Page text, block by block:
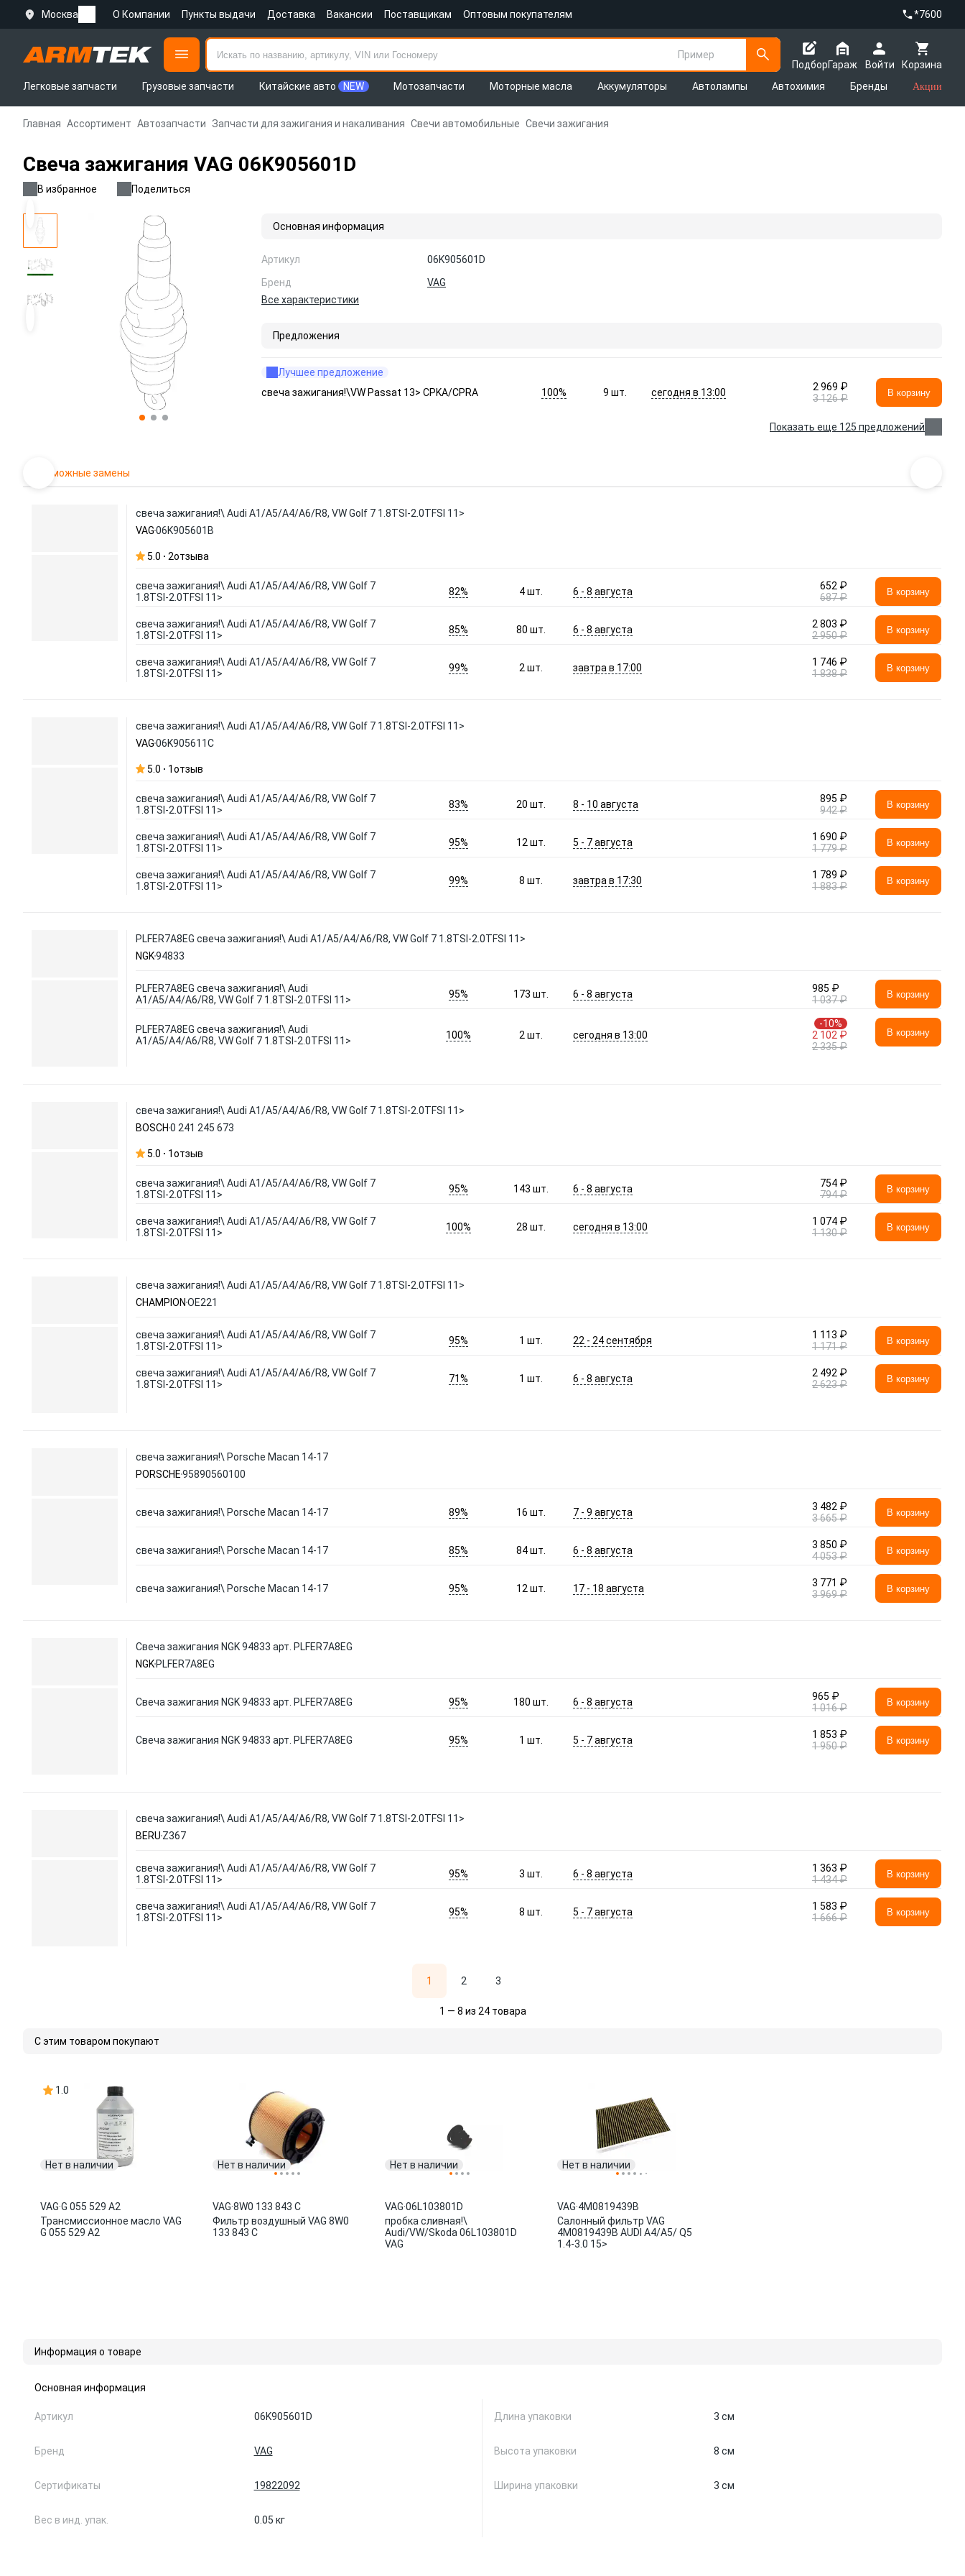
Москва О Компании Пункты выдачи Доставка Вакансии Поставщикам Оптовым покупателям *7600
Пример
Подбор
Корзина
Гараж
Войти
Легковые запчасти
Грузовые запчасти Китайские авто NEW Мотозапчасти Моторные масла Аккумуляторы Автолампы Автохимия Бренды Акции
Главная Ассортимент Автозапчасти Запчасти для зажигания и накаливания Свечи автомобильные Свечи зажигания
Свеча зажигания VAG 06K905601D
В избранное Поделиться
Основная информация
Артикул
06K905601D
Бренд
VAG
Все характеристики
Предложения
Лучшее предложение
свеча зажигания!\VW Passat 13> CPKA/CPRA
100% 9шт. сегодня в 13:00
2 969 ₽
3 126 ₽
В корзину
Показать еще 125 предложений
Возможные замены
свеча зажигания!\ Audi A1/A5/A4/A6/R8, VW Golf 7 1.8TSI-2.0TFSI 11>
VAG06K905601B
5.0 2отзыва
свеча зажигания!\ Audi A1/A5/A4/A6/R8, VW Golf 7
1.8TSI-2.0TFSI 11>
82% 4шт. 6 - 8 августа
652 ₽
687 ₽
В корзину
свеча зажигания!\ Audi A1/A5/A4/A6/R8, VW Golf 7
1.8TSI-2.0TFSI 11>
85% 80шт. 6 - 8 августа
2 803 ₽
2 950 ₽
В корзину
свеча зажигания!\ Audi A1/A5/A4/A6/R8, VW Golf 7
1.8TSI-2.0TFSI 11>
99% 2шт. завтра в 17:00
1 746 ₽
1 838 ₽
В корзину
свеча зажигания!\ Audi A1/A5/A4/A6/R8, VW Golf 7 1.8TSI-2.0TFSI 11>
VAG06K905611C
5.0 1отзыв
свеча зажигания!\ Audi A1/A5/A4/A6/R8, VW Golf 7
1.8TSI-2.0TFSI 11>
83% 20шт. 8 - 10 августа
895 ₽
942 ₽
В корзину
свеча зажигания!\ Audi A1/A5/A4/A6/R8, VW Golf 7
1.8TSI-2.0TFSI 11>
95% 12шт. 5 - 7 августа
1 690 ₽
1 779 ₽
В корзину
свеча зажигания!\ Audi A1/A5/A4/A6/R8, VW Golf 7
1.8TSI-2.0TFSI 11>
99% 8шт. завтра в 17:30
1 789 ₽
1 883 ₽
В корзину
PLFER7A8EG свеча зажигания!\ Audi A1/A5/A4/A6/R8, VW Golf 7 1.8TSI-2.0TFSI 11>
NGK94833
PLFER7A8EG свеча зажигания!\ Audi
A1/A5/A4/A6/R8, VW Golf 7 1.8TSI-2.0TFSI 11>
95% 173шт. 6 - 8 августа
985 ₽
1 037 ₽
В корзину
PLFER7A8EG свеча зажигания!\ Audi
A1/A5/A4/A6/R8, VW Golf 7 1.8TSI-2.0TFSI 11>
100% 2шт. сегодня в 13:00
-10%
2 102 ₽
2 335 ₽
В корзину
свеча зажигания!\ Audi A1/A5/A4/A6/R8, VW Golf 7 1.8TSI-2.0TFSI 11>
BOSCH 0 241 245 673
5.0 1отзыв
свеча зажигания!\ Audi A1/A5/A4/A6/R8, VW Golf 7
1.8TSI-2.0TFSI 11>
95% 143шт. 6 - 8 августа
754 ₽
794 ₽
В корзину
свеча зажигания!\ Audi A1/A5/A4/A6/R8, VW Golf 7
1.8TSI-2.0TFSI 11>
100% 28шт. сегодня в 13:00
1 074 ₽
1 130 ₽
В корзину
свеча зажигания!\ Audi A1/A5/A4/A6/R8, VW Golf 7 1.8TSI-2.0TFSI 11>
CHAMPION OE221
свеча зажигания!\ Audi A1/A5/A4/A6/R8, VW Golf 7
1.8TSI-2.0TFSI 11>
95% 1шт. 22 - 24 сентября
1 113 ₽
1 171 ₽
В корзину
свеча зажигания!\ Audi A1/A5/A4/A6/R8, VW Golf 7
1.8TSI-2.0TFSI 11>
71% 1шт. 6 - 8 августа
2 492 ₽
2 623 ₽
В корзину
свеча зажигания!\ Porsche Macan 14-17
PORSCHE95890560100
свеча зажигания!\ Porsche Macan 14-17 89% 16шт. 7 - 9 августа
3 482 ₽
3 665 ₽
В корзину
свеча зажигания!\ Porsche Macan 14-17 85% 84шт. 6 - 8 августа
3 850 ₽
4 053 ₽
В корзину
свеча зажигания!\ Porsche Macan 14-17 95% 12шт. 17 - 18 августа
3 771 ₽
3 969 ₽
В корзину
Свеча зажигания NGK 94833 арт. PLFER7A8EG
NGK PLFER7A8EG
Свеча зажигания NGK 94833 арт. PLFER7A8EG 95% 180шт. 6 - 8 августа
965 ₽
1 016 ₽
В корзину
Свеча зажигания NGK 94833 арт. PLFER7A8EG 95% 1шт. 5 - 7 августа
1 853 ₽
1 950 ₽
В корзину
свеча зажигания!\ Audi A1/A5/A4/A6/R8, VW Golf 7 1.8TSI-2.0TFSI 11>
BERU Z367
свеча зажигания!\ Audi A1/A5/A4/A6/R8, VW Golf 7
1.8TSI-2.0TFSI 11>
95% 3шт. 6 - 8 августа
1 363 ₽
1 434 ₽
В корзину
свеча зажигания!\ Audi A1/A5/A4/A6/R8, VW Golf 7
1.8TSI-2.0TFSI 11>
95% 8шт. 5 - 7 августа
1 583 ₽
1 666 ₽
В корзину
1 2 3
1 — 8 из 24 товара
С этим товаром покупают
1.0
Нет в наличии
VAG·G 055 529 A2
Трансмиссионное масло VAG
G 055 529 A2
Нет в наличии
VAG·8W0 133 843 C
Фильтр воздушный VAG 8W0
133 843 C
Нет в наличии
VAG·06L103801D
пробка сливная!\
Audi/VW/Skoda 06L103801D
VAG
Нет в наличии
VAG·4M0819439B
Салонный фильтр VAG
4M0819439B AUDI A4/A5/ Q5
1.4-3.0 15>
Информация о товаре
Основная информация
Артикул 06K905601D
Бренд VAG
Сертификаты 19822092
Вес в инд. упак. 0.05 кг
Длина упаковки 3 см
Высота упаковки 8 см
Ширина упаковки 3 см